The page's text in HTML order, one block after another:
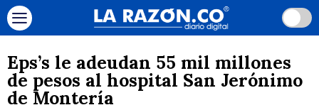
Eps’s le adeudan 55 mil millones
de pesos al hospital San Jerónimo
de Montería